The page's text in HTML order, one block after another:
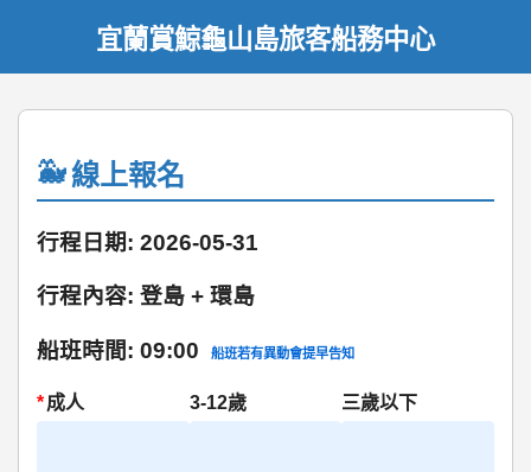
宜蘭賞鯨龜山島旅客船務中心
線上報名
行程日期: 2026-05-31
行程內容: 登島 + 環島
船班時間: 09:00 船班若有異動會提早告知
*成人 3-12歲 三歲以下